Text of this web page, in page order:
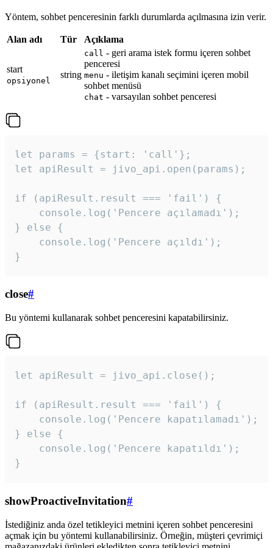
Yöntem, sohbet penceresinin farklı durumlarda açılmasına izin verir.
Alan adı Tür Açıklama
start
opsiyonel
string
call - geri arama istek formu içeren sohbet
penceresi
menu - iletişim kanalı seçimini içeren mobil
sohbet menüsü
chat - varsayılan sohbet penceresi
let params = {start: 'call'};
let apiResult = jivo_api.open(params);
if (apiResult.result === 'fail') {
    console.log('Pencere açılamadı');
} else {
    console.log('Pencere açıldı');
}
close#
Bu yöntemi kullanarak sohbet penceresini kapatabilirsiniz.
let apiResult = jivo_api.close();
if (apiResult.result === 'fail') {
    console.log('Pencere kapatılamadı');
} else {
    console.log('Pencere kapatıldı');
}
showProactiveInvitation#
İstediğiniz anda özel tetikleyici metnini içeren sohbet penceresini
açmak için bu yöntemi kullanabilirsiniz. Örneğin, müşteri çevrimiçi